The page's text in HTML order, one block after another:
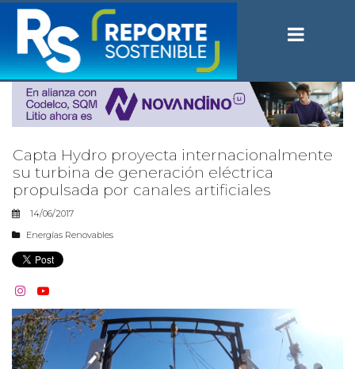
Capta Hydro proyecta internacionalmente
su turbina de generación eléctrica
propulsada por canales artificiales
14/06/2017
Energías Renovables
 